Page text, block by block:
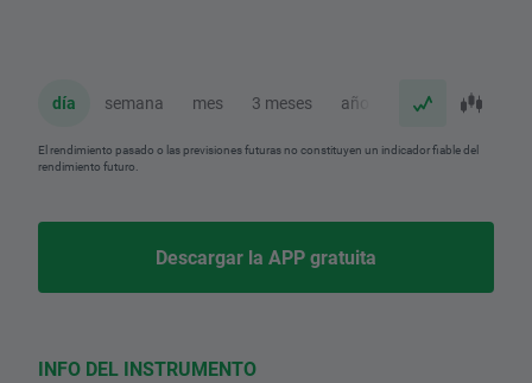
día semana mes 3 meses año
El rendimiento pasado o las previsiones futuras no constituyen un indicador fiable del
rendimiento futuro.
Descargar la APP gratuita
INFO DEL INSTRUMENTO